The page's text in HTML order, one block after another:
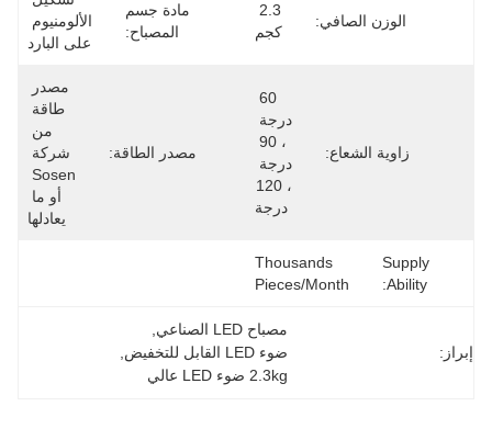
الوزن الصافي:
كجم
مادة جسم
المصباح:
على البارد
زاوية الشعاع:
درجة
مصدر الطاقة:
يعادلها
Supply
Ability:
Thousands
Pieces/Month
إبراز:
مصباح LED الصناعي
ضوء LED القابل للتخفيض
2.3kg ضوء LED عالي